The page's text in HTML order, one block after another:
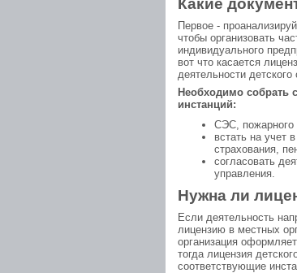
Какие
Первое -
чтобы организовать
индивидуального
вот что касается
деятельности
Необходимо собрать
инстанций:
СЭС, пожарного
встать на учет
страхования,
согласовать
управления.
Нужна ли
Если деятельность
лицензию в местных
организация
тогда лицензия
соответствующие